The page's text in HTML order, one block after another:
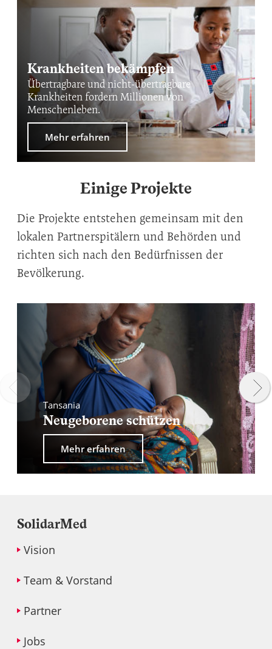
Krankheiten bekämpfen
Übertragbare und nicht-übertragbare
Krankheiten fordern Millionen von
Menschenleben.
Mehr erfahren
Einige Projekte
Die Projekte entstehen gemeinsam mit den
lokalen Partnerspitälern und Behörden und
richten sich nach den Bedürfnissen der
Bevölkerung.
Tansania
Neugeborene schützen
Mehr erfahren
SolidarMed
Vision
Team & Vorstand
Partner
Jobs